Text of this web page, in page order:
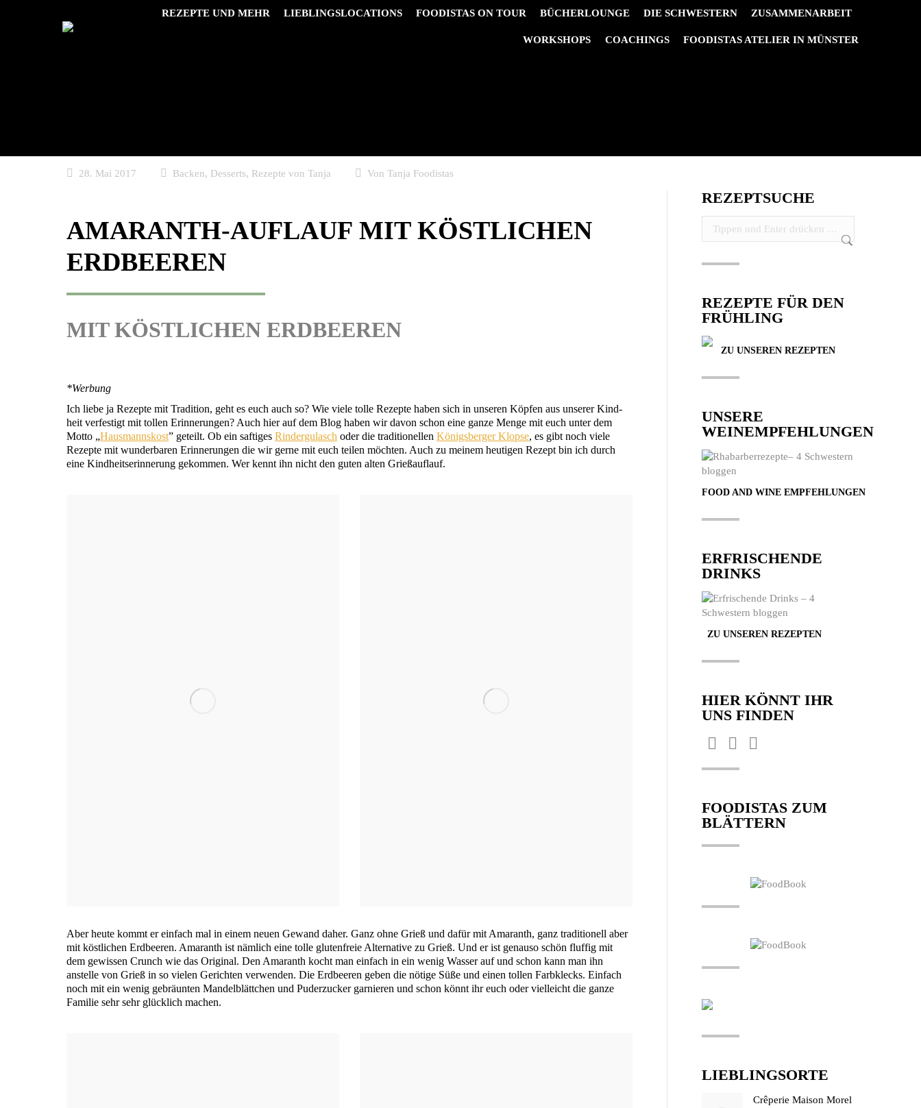
REZEPTE UND MEHR LIEBLINGSLOCATIONS FOODISTAS ON TOUR BÜCHERLOUNGE DIE SCHWESTERN ZUSAMMENARBEIT
WORKSHOPS COACHINGS FOODISTAS ATELIER IN MÜNSTER
28. Mai 2017 Backen, Desserts, Rezepte von Tanja Von Tanja Foodistas
AMARANTH-AUFLAUF MIT KÖSTLICHEN
ERDBEEREN
MIT KÖSTLICHEN ERDBEEREN
*Wer­bung
Ich lie­be ja Rezep­te mit Tra­di­ti­on, geht es euch auch so? Wie vie­le tol­le Rezep­te haben sich in unse­ren Köp­fen aus unse­rer Kind­
heit ver­fes­tigt mit tol­len Erin­ne­run­gen? Auch hier auf dem Blog haben wir davon schon eine gan­ze Men­ge mit euch unter dem
Mot­to „Haus­manns­kost” geteilt. Ob ein saf­ti­ges Rin­der­gu­lasch oder die tra­di­tio­nel­len Königs­ber­ger Klop­se, es gibt noch vie­le
Rezep­te mit wun­der­ba­ren Erin­ne­run­gen die wir ger­ne mit euch tei­len möch­ten. Auch zu mei­nem heu­ti­gen Rezept bin ich durch
eine Kind­heits­er­in­ne­rung gekom­men. Wer kennt ihn nicht den guten alten Grießauflauf.
Aber heu­te kommt er ein­fach mal in einem neu­en Gewand daher. Ganz ohne Grieß und dafür mit Ama­ranth, ganz tra­di­tio­nell aber
mit köst­li­chen Erd­bee­ren. Ama­ranth ist näm­lich eine tol­le glu­ten­freie Alter­na­ti­ve zu Grieß. Und er ist genau­so schön fluf­fig mit
dem gewis­sen Crunch wie das Ori­gi­nal. Den Ama­ranth kocht man ein­fach in ein wenig Was­ser auf und schon kann man ihn
anstel­le von Grieß in so vie­len Gerich­ten ver­wen­den. Die Erd­bee­ren geben die nöti­ge Süße und einen tol­len Farb­klecks. Ein­fach
noch mit ein wenig gebräun­ten Man­del­blätt­chen und Puder­zu­cker gar­nie­ren und schon könnt ihr euch oder viel­leicht die gan­ze
Fami­lie sehr sehr glück­lich machen.
REZEPTSUCHE
REZEPTE FÜR DEN
FRÜHLING
ZU UNSEREN REZEPTEN
UNSERE
WEINEMPFEHLUNGEN
FOOD AND WINE EMPFEHLUNGEN
ERFRISCHENDE
DRINKS
ZU UNSEREN REZEPTEN
HIER KÖNNT IHR
UNS FINDEN
Finden Sie uns auf:
Facebook
page
in
new
Pinterest
page
in
new
Instagram
in
new
FOODISTAS ZUM
BLÄTTERN
LIEBLINGSORTE
Crêperie Maison Morel